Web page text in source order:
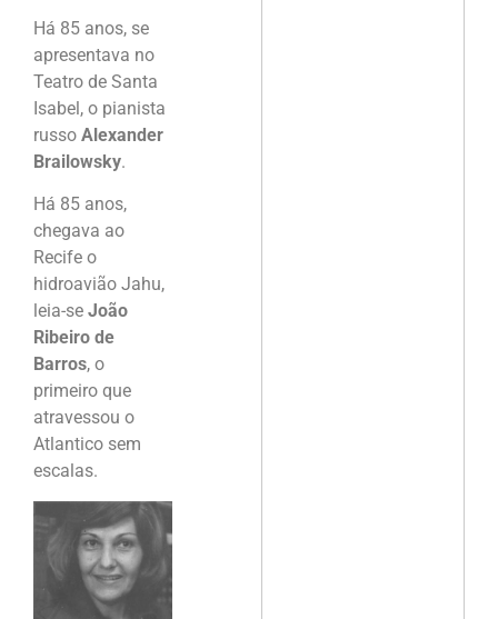
Há 85 anos, se
apresentava no
Teatro de Santa
Isabel, o pianista
russo Alexander
Brailowsky.
Há 85 anos,
chegava ao
Recife o
hidroavião Jahu,
leia-se João
Ribeiro de
Barros, o
primeiro que
atravessou o
Atlantico sem
escalas.